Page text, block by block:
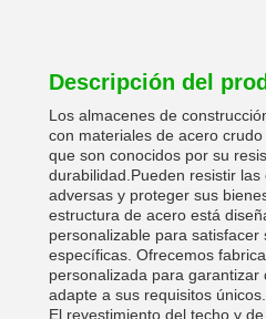
Descripción del
Los almacenes de
con materiales de acero crudo
que son conocidos por su
durabilidad.Pueden resistir
adversas y proteger sus
estructura de acero está
personalizable para satisfacer
específicas. Ofrecemos
personalizada para garantizar
adapte a sus requisitos únicos.
El revestimiento del techo y